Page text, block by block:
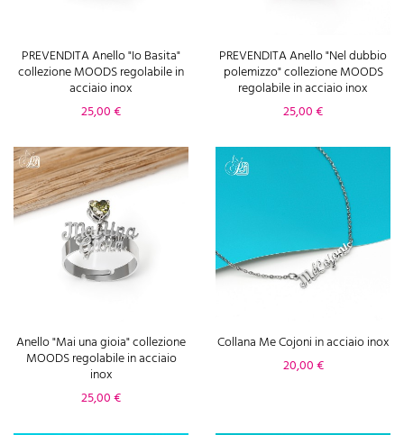
PREVENDITA Anello "Io Basita"
collezione MOODS regolabile in
acciaio inox
Prezzo
25,00 €
PREVENDITA Anello "Nel dubbio
polemizzo" collezione MOODS
regolabile in acciaio inox
Prezzo
25,00 €
Anello "Mai una gioia" collezione
MOODS regolabile in acciaio
inox
Prezzo
25,00 €
Collana Me Cojoni in acciaio inox
Prezzo
20,00 €